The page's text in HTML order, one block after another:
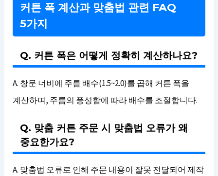
커튼 폭 계산과 맞춤법 관련 FAQ
5가지
Q. 커튼 폭은 어떻게 정확히 계산하나요?
A. 창문 너비에 주름 배수(1.5~2.0)를 곱해 커튼 폭을
계산하며, 주름의 풍성함에 따라 배수를 조절합니다.
Q. 맞춤 커튼 주문 시 맞춤법 오류가 왜
중요한가요?
A. 맞춤법 오류로 인해 주문 내용이 잘못 전달되어 제작